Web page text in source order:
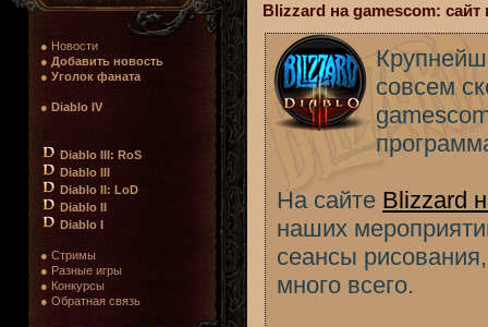
● Новости
● Добавить новость
● Уголок фаната
● Diablo IV
Diablo III: RoS
Diablo III
Diablo II: LoD
Diablo II
Diablo I
● Стримы
● Разные игры
● Конкурсы
● Обратная связь
Blizzard на gamescom:
совсем
На сайте Blizzard
наших
сеансы
много всего.